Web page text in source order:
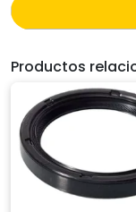
Productos